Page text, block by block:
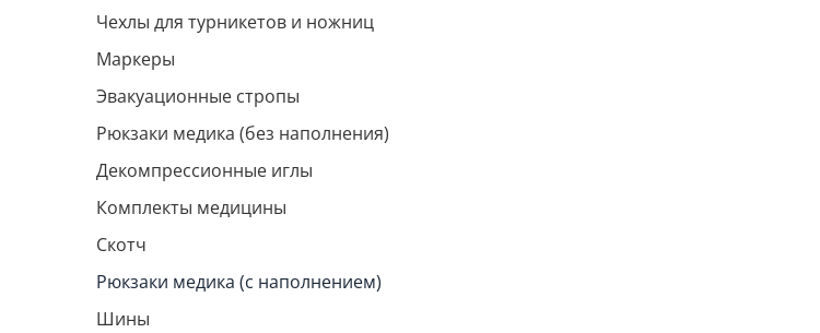
Чехлы для турникетов и ножниц
Маркеры
Эвакуационные стропы
Рюкзаки медика (без наполнения)
Декомпрессионные иглы
Комплекты медицины
Скотч
Рюкзаки медика (с наполнением)
Шины